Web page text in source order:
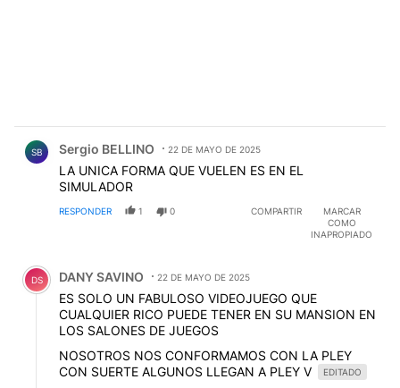
SB Sergio BELLINO 22 DE MAYO DE 2025
LA UNICA FORMA QUE VUELEN ES EN EL
SIMULADOR
RESPONDER 1 0 COMPARTIR
MARCAR
COMO
INAPROPIADO
Comentario de DANY SAVINO.
DS DANY SAVINO 22 DE MAYO DE 2025
ES SOLO UN FABULOSO VIDEOJUEGO QUE
CUALQUIER RICO PUEDE TENER EN SU MANSION EN
LOS SALONES DE JUEGOS
NOSOTROS NOS CONFORMAMOS CON LA PLEY
CON SUERTE ALGUNOS LLEGAN A PLEY V
EDITADO